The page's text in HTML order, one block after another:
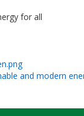
for all
and modern